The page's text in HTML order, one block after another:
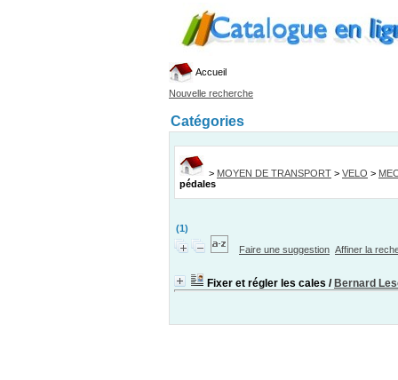
Accueil
Nouvelle recherche
Catégories
> MOYEN DE TRANSPORT > VELO >
pédales
(1)
Faire une suggestion Affiner la
Fixer et régler les cales / Bernard